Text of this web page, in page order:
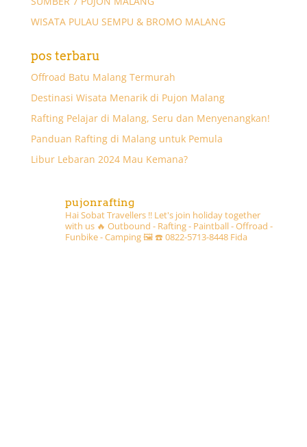
WISATA PULAU SEMPU & BROMO MALANG
pos terbaru
Offroad Batu Malang Termurah
Destinasi Wisata Menarik di Pujon Malang
Rafting Pelajar di Malang, Seru dan Menyenangkan!
Panduan Rafting di Malang untuk Pemula
Libur Lebaran 2024 Mau Kemana?
pujonrafting
Hai Sobat Travellers !! Let's join holiday together
with us 🔥 Outbound - Rafting - Paintball - Offroad -
Funbike - Camping 🖼☎️ 0822-5713-8448 Fida